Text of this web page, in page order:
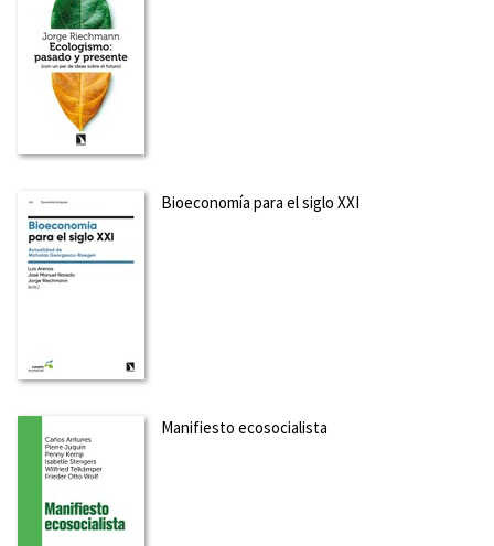
Bioeconomía para el siglo XXI
Manifiesto ecosocialista